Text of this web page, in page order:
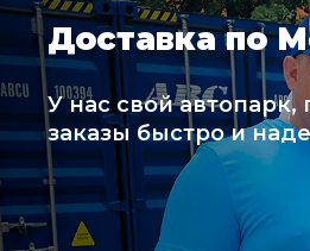
Доставка по
У нас свой
заказы быстро и